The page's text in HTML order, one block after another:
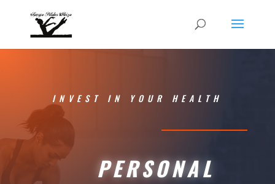
INVEST IN YOUR HEALTH
PERSONAL